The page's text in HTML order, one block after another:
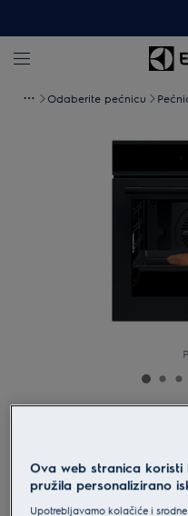
Odaberite pećnicu
SteamPro
Ova web stranica
pružila personalizirano
Upotrebljavamo kolačiće i